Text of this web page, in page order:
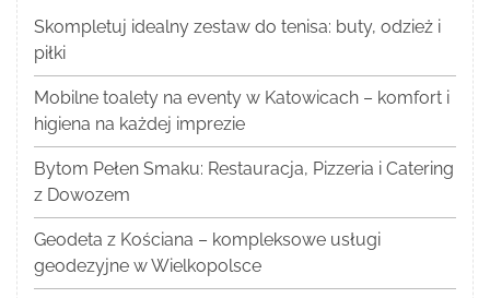
Skompletuj idealny zestaw do tenisa: buty, odzież i
piłki
Mobilne toalety na eventy w Katowicach – komfort i
higiena na każdej imprezie
Bytom Pełen Smaku: Restauracja, Pizzeria i Catering
z Dowozem
Geodeta z Kościana – kompleksowe usługi
geodezyjne w Wielkopolsce